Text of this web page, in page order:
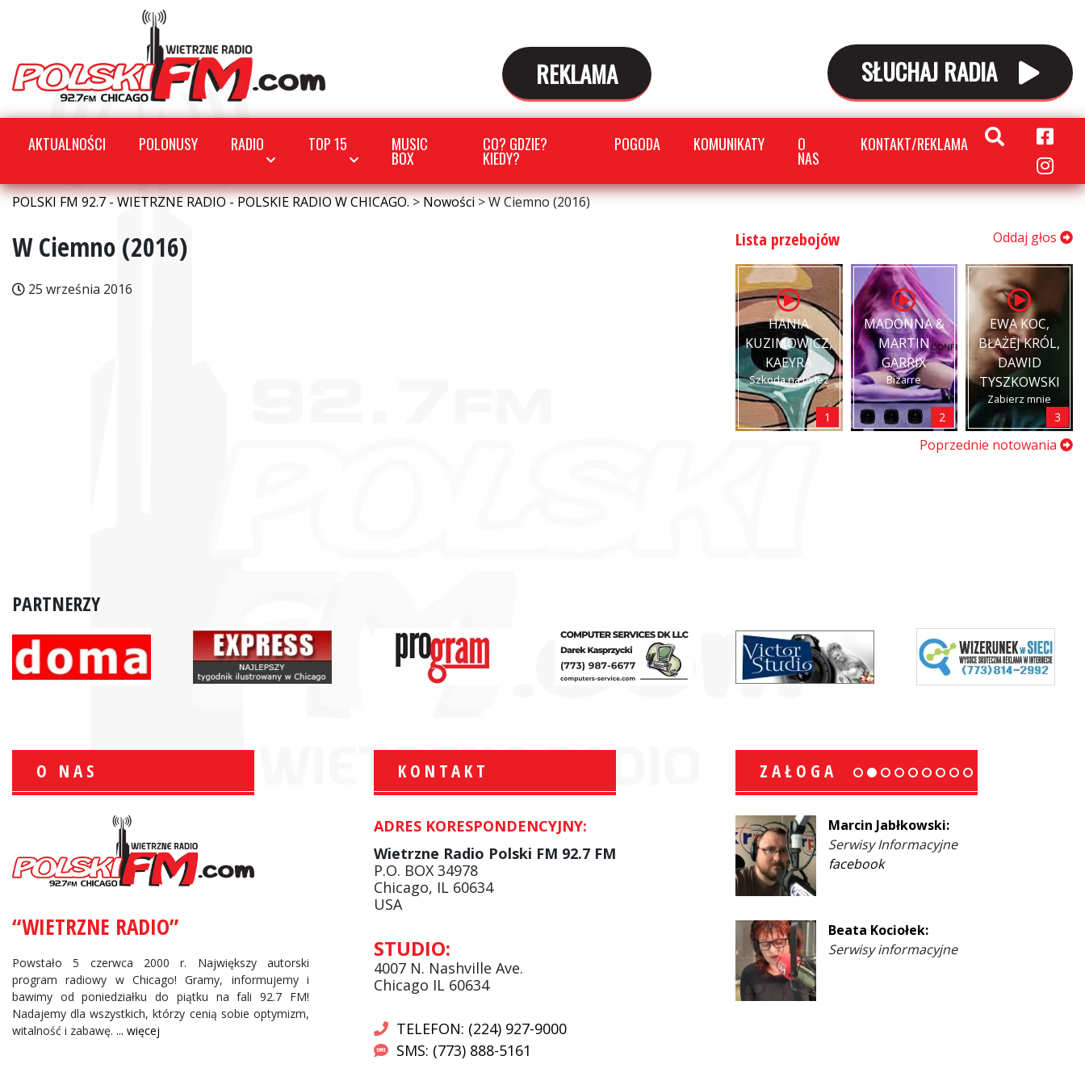
REKLAMA SŁUCHAJ RADIA
AKTUALNOŚCI POLONUSY RADIO TOP 15 MUSIC
BOX
CO? GDZIE?
KIEDY?
POGODA KOMUNIKATY O
NAS
KONTAKT/REKLAMA
POLSKI FM 92.7 - WIETRZNE RADIO - POLSKIE RADIO W CHICAGO.>Nowości>W Ciemno (2016)
W Ciemno (2016)
25 września 2016
Lista przebojów Oddaj głos
HANIA
KUZIMOWICZ,
KAEYRA
Szkoda na to łez
1
MADONNA &
MARTIN
GARRIX
Bizarre
2
EWA KOC,
BŁAŻEJ KRÓL,
DAWID
TYSZKOWSKI
Zabierz mnie
3
Poprzednie notowania
PARTNERZY
O NAS
“WIETRZNE RADIO”
Powstało 5 czerwca 2000 r. Największy autorski
program radiowy w Chicago! Gramy, informujemy i
bawimy od poniedziałku do piątku na fali 92.7 FM!
Nadajemy dla wszystkich, którzy cenią sobie optymizm,
witalność i zabawę. ... więcej
KONTAKT
ADRES KORESPONDENCYJNY:
Wietrzne Radio Polski FM 92.7 FM
P.O. BOX 34978
Chicago, IL 60634
USA
STUDIO:
4007 N. Nashville Ave.
Chicago IL 60634
TELEFON: (224) 927-9000
SMS: (773) 888-5161
ZAŁOGA
Informacje Giełdowe
Krzysztof Wawer:
Komentator
facebook
Marcin Jabłkowski:
Serwisy Informacyjne
facebook
Beata Kociołek:
Serwisy informacyjne